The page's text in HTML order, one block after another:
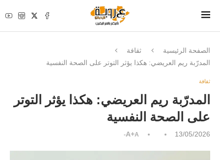
الصفحة الرئيسية
ثقافة
المدرّبة ريم العريضي: هكذا يؤثر التوتر على الصحة النفسية
ثقافة
المدرّبة ريم العريضي: هكذا يؤثر التوتر
على الصحة النفسية
13/05/2026
A+A-